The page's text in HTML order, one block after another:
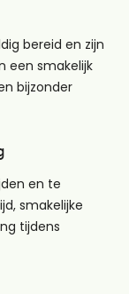
bereid en zijn
een smakelijk
bijzonder
en te
smakelijke
tijdens